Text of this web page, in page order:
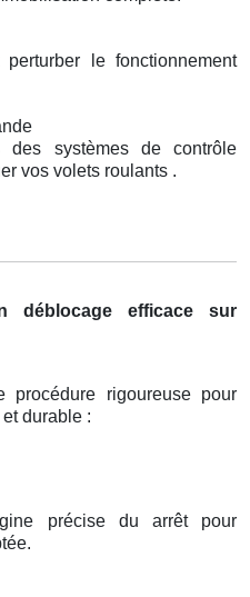
le fonctionnement
des systèmes de contrôle
vos volets roulants .
déblocage efficace sur
procédure rigoureuse pour
durable :
précise du arrêt pour